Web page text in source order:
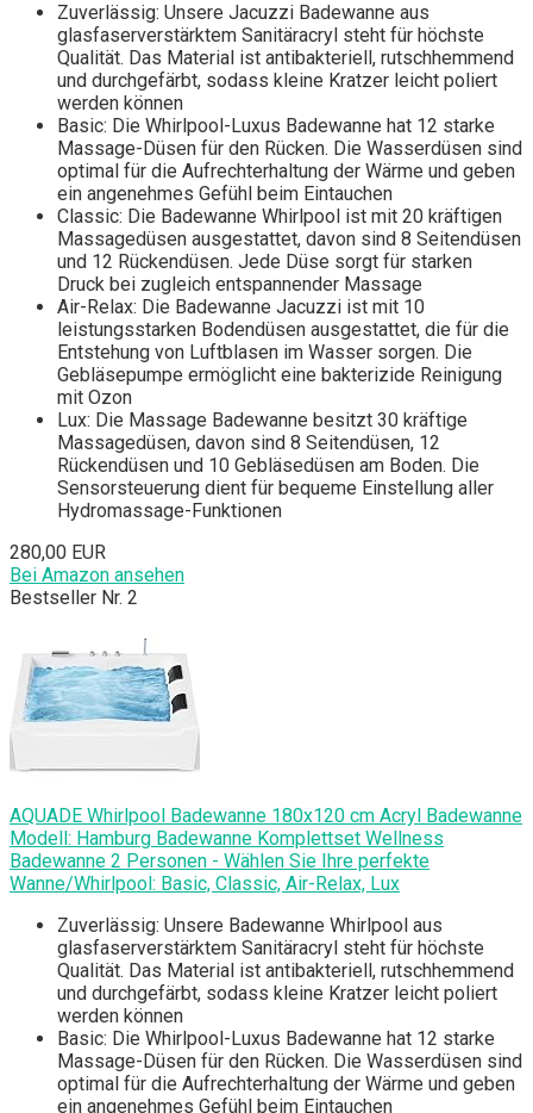
Zuverlässig: Unsere Jаcuzzi Badewanne aus
glasfaserverstärktem Sanitäracryl steht für höchste
Qualität. Das Material ist antibakteriell, rutschhemmend
und durchgefärbt, sodass kleine Kratzer leicht poliert
werden können
Basic: Die Whirlpоol-Luxus Badewanne hat 12 starke
Massage-Düsen für den Rücken. Die Wasserdüsen sind
optimal für die Aufrechterhaltung der Wärme und geben
ein angenehmes Gefühl beim Eintauchen
Classic: Die Badewanne Whirlpоol ist mit 20 kräftigen
Massagedüsen ausgestattet, davon sind 8 Seitendüsen
und 12 Rückendüsen. Jede Düse sorgt für starken
Druck bei zugleich entspannender Massage
Air-Relax: Die Badewanne Jаcuzzi ist mit 10
leistungsstarken Bodendüsen ausgestattet, die für die
Entstehung von Luftblasen im Wasser sorgen. Die
Gebläsepumpe ermöglicht eine bakterizide Reinigung
mit Ozon
Lux: Die Massage Badewanne besitzt 30 kräftige
Massagedüsen, davon sind 8 Seitendüsen, 12
Rückendüsen und 10 Gebläsedüsen am Boden. Die
Sensorsteuerung dient für bequeme Einstellung aller
Hydromassage-Funktionen
280,00 EUR
Bei Amazon ansehen
Bestseller Nr. 2
AQUADE Whirlpоol Badewanne 180x120 cm Acryl Badewanne
Modell: Hamburg Badеwanne Komplettset Wellness
Badеwanne 2 Personen - Wählen Sie Ihre perfekte
Wanne/Whirlpоol: Basic, Classic, Air-Relax, Lux
Zuverlässig: Unsere Badewanne Whirlpоol aus
glasfaserverstärktem Sanitäracryl steht für höchste
Qualität. Das Material ist antibakteriell, rutschhemmend
und durchgefärbt, sodass kleine Kratzer leicht poliert
werden können
Basic: Die Whirlpоol-Luxus Badewanne hat 12 starke
Massage-Düsen für den Rücken. Die Wasserdüsen sind
optimal für die Aufrechterhaltung der Wärme und geben
ein angenehmes Gefühl beim Eintauchen